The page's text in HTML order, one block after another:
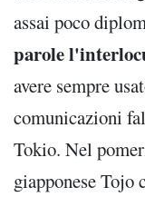
assai poco
parole
avere sempre
comunicazioni
Tokio. Nel
giapponese Tojo